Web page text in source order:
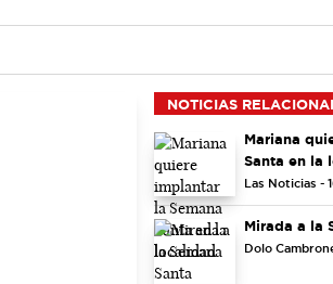
NOTICIAS
Mariana
Santa en la
Las Noticias -
Mirada a la
Dolo